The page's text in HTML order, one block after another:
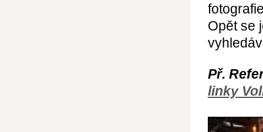
Opět se
Př.
linky